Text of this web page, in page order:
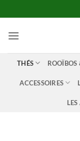
au
contenu
THÉS ROOÏBOS
ACCESSOIRES